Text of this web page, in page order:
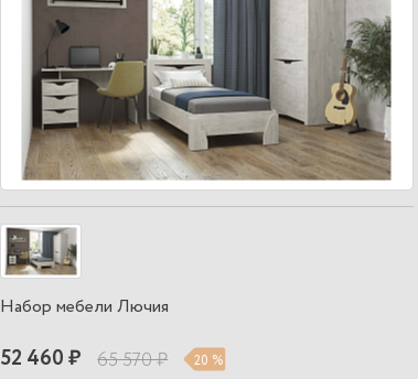
Набор мебели Лючия
52 460 ₽ 65 570 ₽ 20 %